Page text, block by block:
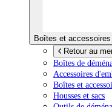
Boîtes et accessoires
Retour au
Boîtes de
Accessoires
Boîtes et
Housses et sacs